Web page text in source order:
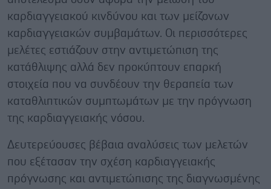
καρδιαγγειακού κινδύνου και των μείζονων
καρδιαγγειακών συμβαμάτων. Οι περισσότερες
μελέτες εστιάζουν στην αντιμετώπιση της
κατάθλιψης αλλά δεν προκύπτουν επαρκή
στοιχεία που να συνδέουν την θεραπεία των
καταθλιπτικών συμπτωμάτων με την πρόγνωση
της καρδιαγγειακής νόσου.
Δευτερεύουσες βέβαια αναλύσεις των μελετών
που εξέτασαν την σχέση καρδιαγγειακής
πρόγνωσης και αντιμετώπισης της διαγνωσμένης